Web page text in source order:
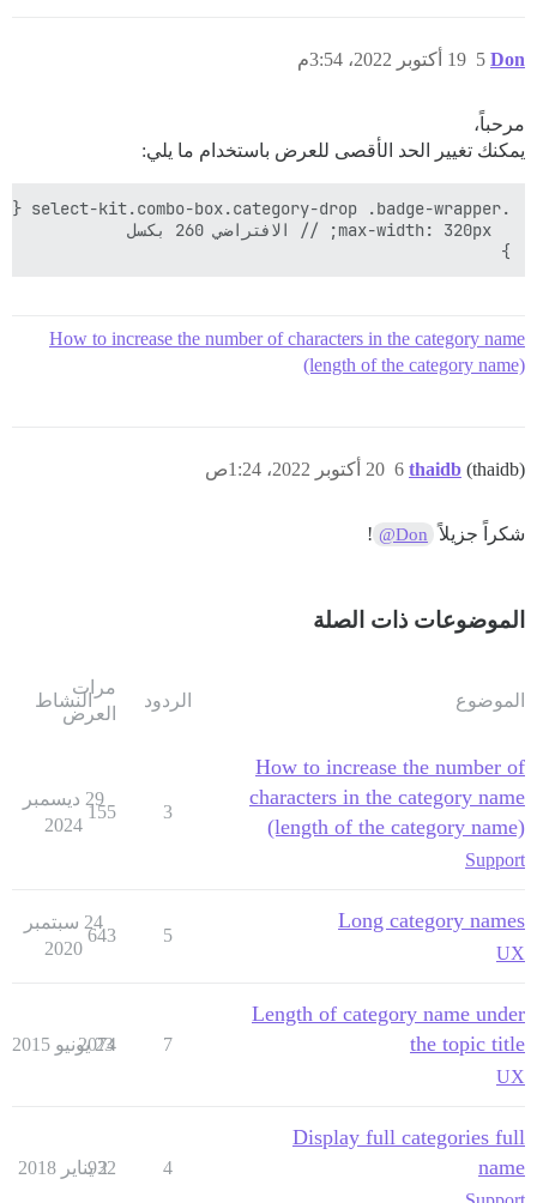
Don 19 أكتوبر 2022، 3:54م 5
مرحباً،
يمكنك تغيير الحد الأقصى للعرض باستخدام ما يلي:
}
How to increase the number of characters in the category name
(length of the category name)
thaidb (thaidb) 20 أكتوبر 2022، 1:24ص 6
شكراً جزيلاً @Don
!
الموضوعات ذات الصلة
الموضوع الردود
مرات
العرض
النشاط
How to increase the number of
characters in the category name
(length of the category name)
Support
3
155
29 ديسمبر
2024
Long category names
UX
5
643
24 سبتمبر
2020
Length of category name under
the topic title
UX
7
2074
23 يونيو 2015
Display full categories full
name
4
932
2 يناير 2018